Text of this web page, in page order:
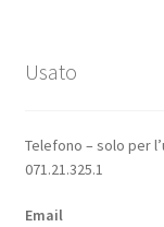
Usato
Telefono – solo per
071.21.325.1
Email